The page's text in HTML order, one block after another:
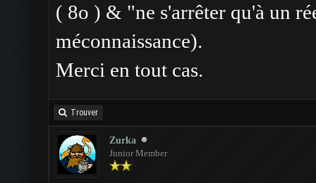
( 8o ) & "ne s'arrêter qu'à un
méconnaissance).
Merci en tout cas.
Trouver
Zurka
Junior Member